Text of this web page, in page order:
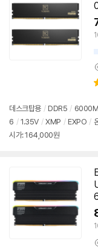
데스크탑용 / DDR5 /
6 / 1.35V / XMP / EXPO /
시가: 164,000원